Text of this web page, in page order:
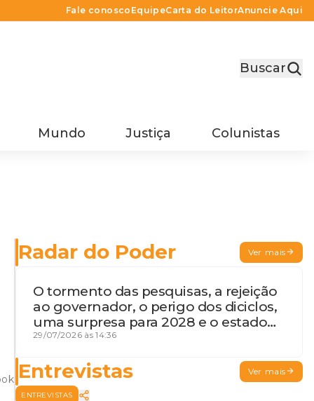
Fale conosco EquipeCarta do LeitorAnuncie Aqui
Buscar
Mundo Justiça Colunistas
Radar do Poder Ver mais
O tormento das pesquisas, a rejeição
ao governador, o perigo dos diciclos,
uma surpresa para 2028 e o estado
de terceira guerra mundial
29/07/2026 às 14:36
Entrevistas Ver mais
ENTREVISTAS